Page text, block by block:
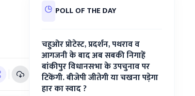
POLL OF THE DAY
चहुओर प्रोटेस्ट, प्रदर्शन, पथराव व
आगजनी के बाद अब सबकी निगाहें
बांकीपुर विधानसभा के उपचुनाव पर
टिकेंगी. बीजेपी जीतेगी या चखना पड़ेगा
हार का स्वाद ?